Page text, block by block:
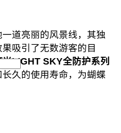
道亮丽的风景线，其独
吸引了无数游客的目
光LIGHT SKY全防护系列
久的使用寿命，为蝴蝶